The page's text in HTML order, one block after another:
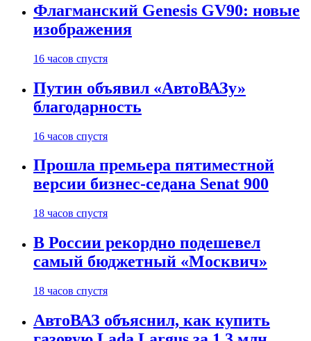
Флагманский Genesis GV90: новые
изображения
16 часов спустя
Путин объявил «АвтоВАЗу»
благодарность
16 часов спустя
Прошла премьера пятиместной
версии бизнес-седана Senat 900
18 часов спустя
В России рекордно подешевел
самый бюджетный «Москвич»
18 часов спустя
АвтоВАЗ объяснил, как купить